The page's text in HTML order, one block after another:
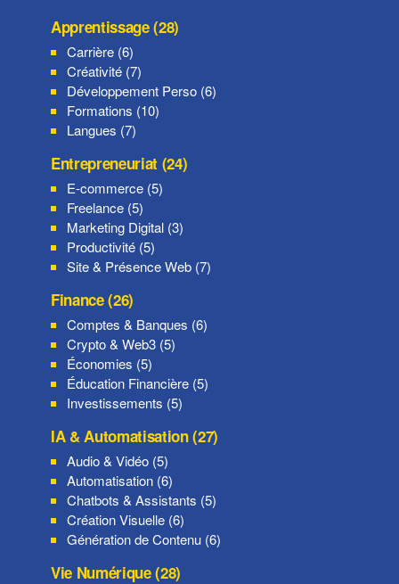
Apprentissage (28)
Carrière (6)
Créativité (7)
Développement Perso (6)
Formations (10)
Langues (7)
Entrepreneuriat (24)
E-commerce (5)
Freelance (5)
Marketing Digital (3)
Productivité (5)
Site & Présence Web (7)
Finance (26)
Comptes & Banques (6)
Crypto & Web3 (5)
Économies (5)
Éducation Financière (5)
Investissements (5)
IA & Automatisation (27)
Audio & Vidéo (5)
Automatisation (6)
Chatbots & Assistants (5)
Création Visuelle (6)
Génération de Contenu (6)
Vie Numérique (28)